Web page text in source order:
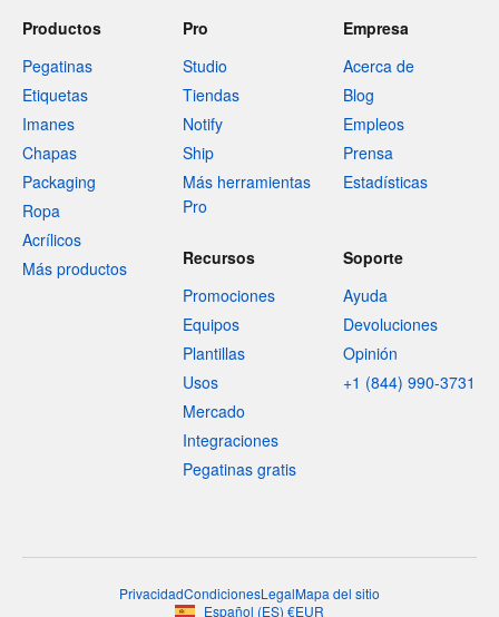
Productos
Pegatinas
Etiquetas
Imanes
Chapas
Packaging
Ropa
Acrílicos
Más productos
Pro
Studio
Tiendas
Notify
Ship
Más herramientas
Pro
Empresa
Acerca de
Blog
Empleos
Prensa
Estadísticas
Recursos
Promociones
Equipos
Plantillas
Usos
Mercado
Integraciones
Pegatinas gratis
Soporte
Ayuda
Devoluciones
Opinión
+1 (844) 990-3731
PrivacidadCondicionesLegalMapa del sitio
Español (ES) €EUR